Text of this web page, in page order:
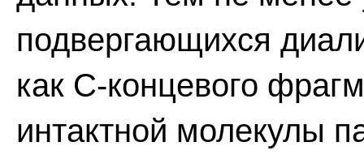
подвергающихся
как С-концевого
интактной молекулы